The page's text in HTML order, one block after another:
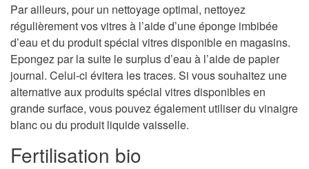
Par ailleurs, pour un nettoyage optimal, nettoyez
régulièrement vos vitres à l’aide d’une éponge imbibée
d’eau et du produit spécial vitres disponible en magasins.
Epongez par la suite le surplus d’eau à l’aide de papier
journal. Celui-ci évitera les traces. Si vous souhaitez une
alternative aux produits spécial vitres disponibles en
grande surface, vous pouvez également utiliser du vinaigre
blanc ou du produit liquide vaisselle.
Fertilisation bio